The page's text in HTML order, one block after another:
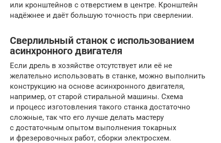
или кронштейнов с отверстием в центре. Кронштейн
надёжнее и даёт большую точность при сверлении.
Сверлильный станок с использованием
асинхронного двигателя
Если дрель в хозяйстве отсутствует или её не
желательно использовать в станке, можно выполнить
конструкцию на основе асинхронного двигателя,
например, от старой стиральной машины. Схема
и процесс изготовления такого станка достаточно
сложные, так что его лучше делать мастеру
с достаточным опытом выполнения токарных
и фрезеровочных работ, сборки электросхем.